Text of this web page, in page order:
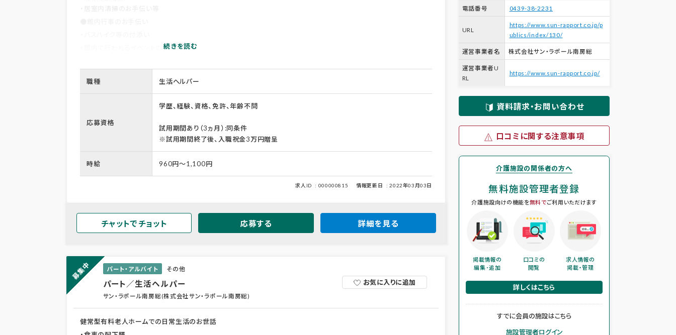
・館内で行われるイベントの計画、実行
職種
生活ヘルパー
応募資格
学歴、経験、資格、免許、年齢不問
試用期間あり（3ヵ月）:同条件
※試用期間終了後、入職祝金3万円贈呈
時給 960円～1,100円
求人ID 000000815 情報更新日 2022年03月03日
チャットでチョット 応募する 詳細を見る
募集中 パート・アルバイト その他
パート／生活ヘルパー
サン・ラポール南房総(株式会社サン・ラポール南房総)
お気に入りに追加
健常型有料老人ホームでの日常生活のお世話
電話番号 0439-38-2231
URL
https://www.sun-rapport.co.jp/p
ublics/index/130/
運営事業者名 株式会社サン・ラポール南房総
運営事業者U
RL
https://www.sun-rapport.co.jp/
資料請求・お問い合わせ
口コミに関する注意事項
介護施設の関係者の方へ
無料施設管理者登録
介護施設向けの機能を無料でご利用いただけます
掲載情報の
編集･追加
口コミの
閲覧
求人情報の
掲載・管理
詳しくはこちら
すでに会員の施設はこちら
施設管理者ログイン